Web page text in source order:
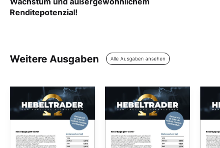
Renditepotenzial!
Weitere Ausgaben Alle Ausgaben ansehen